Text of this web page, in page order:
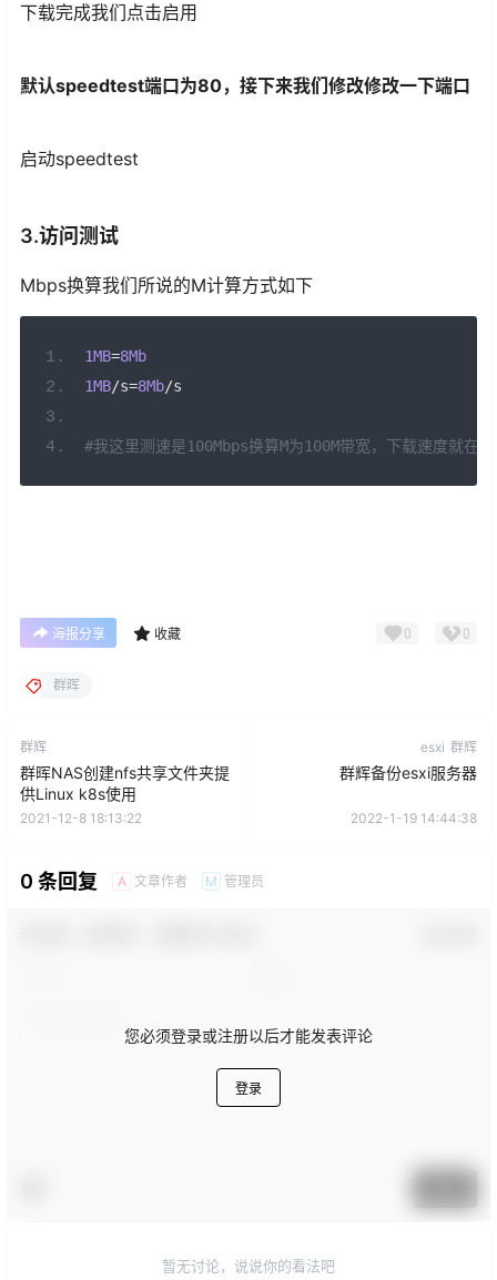
下载完成我们点击启用
默认speedtest端口为80，接下来我们修改修改一下端口
启动speedtest
3.访问测试
Mbps换算我们所说的M计算方式如下
1MB=8Mb
1MB/s=8Mb/s
#我这里测速是100Mbps换算M为100M带宽，下载速度就在8-
海报分享 收藏 0 0
群晖
群辉
群晖NAS创建nfs共享文件夹提
供Linux k8s使用
2021-12-8 18:13:22
esxi 群辉
群辉备份esxi服务器
2022-1-19 14:44:38
0 条回复 A 文章作者 M 管理员
您必须登录或注册以后才能发表评论
登录
暂无讨论，说说你的看法吧